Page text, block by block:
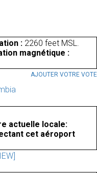
: 2260 feet MSL.
magnétique :
AJOUTER VOTRE VOTE
actuelle locale:
cet aéroport